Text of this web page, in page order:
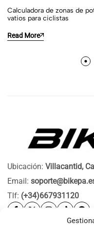
Calculadora de zonas de
vatios para ciclistas
Read More
Ubicación: Villacantid,
Email:
Tlf: (+34)667931120